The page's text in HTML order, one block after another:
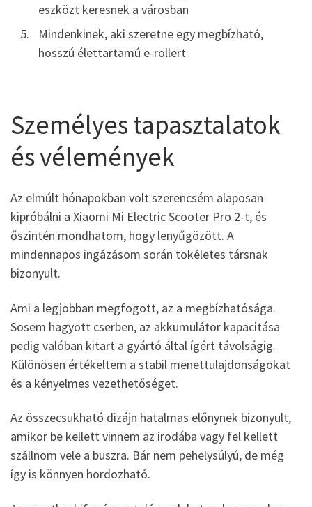
eszközt keresnek a városban
Mindenkinek, aki szeretne egy megbízható,
hosszú élettartamú e-rollert
Személyes tapasztalatok
és vélemények
Az elmúlt hónapokban volt szerencsém alaposan
kipróbálni a Xiaomi Mi Electric Scooter Pro 2-t, és
őszintén mondhatom, hogy lenyűgözött. A
mindennapos ingázásom során tökéletes társnak
bizonyult.
Ami a legjobban megfogott, az a megbízhatósága.
Sosem hagyott cserben, az akkumulátor kapacitása
pedig valóban kitart a gyártó által ígért távolságig.
Különösen értékeltem a stabil menettulajdonságokat
és a kényelmes vezethetőséget.
Az összecsukható dizájn hatalmas előnynek bizonyult,
amikor be kellett vinnem az irodába vagy fel kellett
szállnom vele a buszra. Bár nem pehelysúlyú, de még
így is könnyen hordozható.